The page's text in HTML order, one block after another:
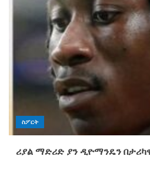
ስፖርት
ሪያል ማድሪድ ያን ዲዮማንዴን